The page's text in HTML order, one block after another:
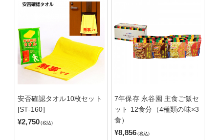
安否確認タオル10枚セット
[ST-160]
¥2,750 (税込)
7年保存 永谷園 主食ご飯セ
ット 12食分（4種類の味×3
食）
¥8,856 (税込)